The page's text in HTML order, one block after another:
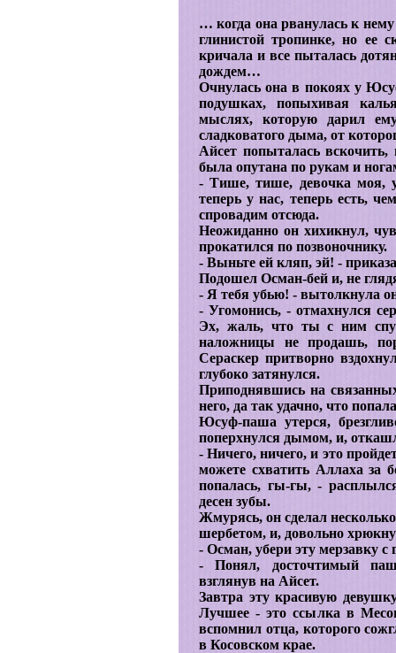
… когда она рванулась к
глинистой тропинке, но ее
кричала и все пыталась
дождем…
Очнулась она в покоях у
подушках, попыхивая
мыслях, которую дарил
сладковатого дыма, от
Айсет попыталась
была опутана по рукам и
- Тише, тише, девочка моя,
теперь у нас, теперь есть,
спровадим отсюда.
Неожиданно он хихикнул,
прокатился по позвоночнику.
- Выньте ей кляп, эй! -
Подошел Осман-бей и, не
- Я тебя убью! - вытолкнула
- Угомонись, - отмахнулся
Эх, жаль, что ты с ним
наложницы не продашь,
Сераскер притворно
глубоко затянулся.
Приподнявшись на
него, да так удачно, что
Юсуф-паша утерся,
поперхнулся дымом, и,
- Ничего, ничего, и это
можете схватить Аллаха за
попалась, гы-гы, -
десен зубы.
Жмурясь, он сделал
шербетом, и, довольно
- Осман, убери эту мерзавку с
- Понял, досточтимый
взглянув на Айсет.
Завтра эту красивую
Лучшее - это ссылка в
вспомнил отца, которого
в Косовском крае.